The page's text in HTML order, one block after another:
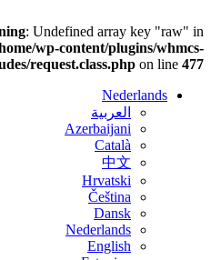
: Undefined array key
home/wp-content/plugins/
request.class.php on line
Nederlands
العربية
Azerbaijani
Català
中文
Hrvatski
Čeština
Dansk
Nederlands
English